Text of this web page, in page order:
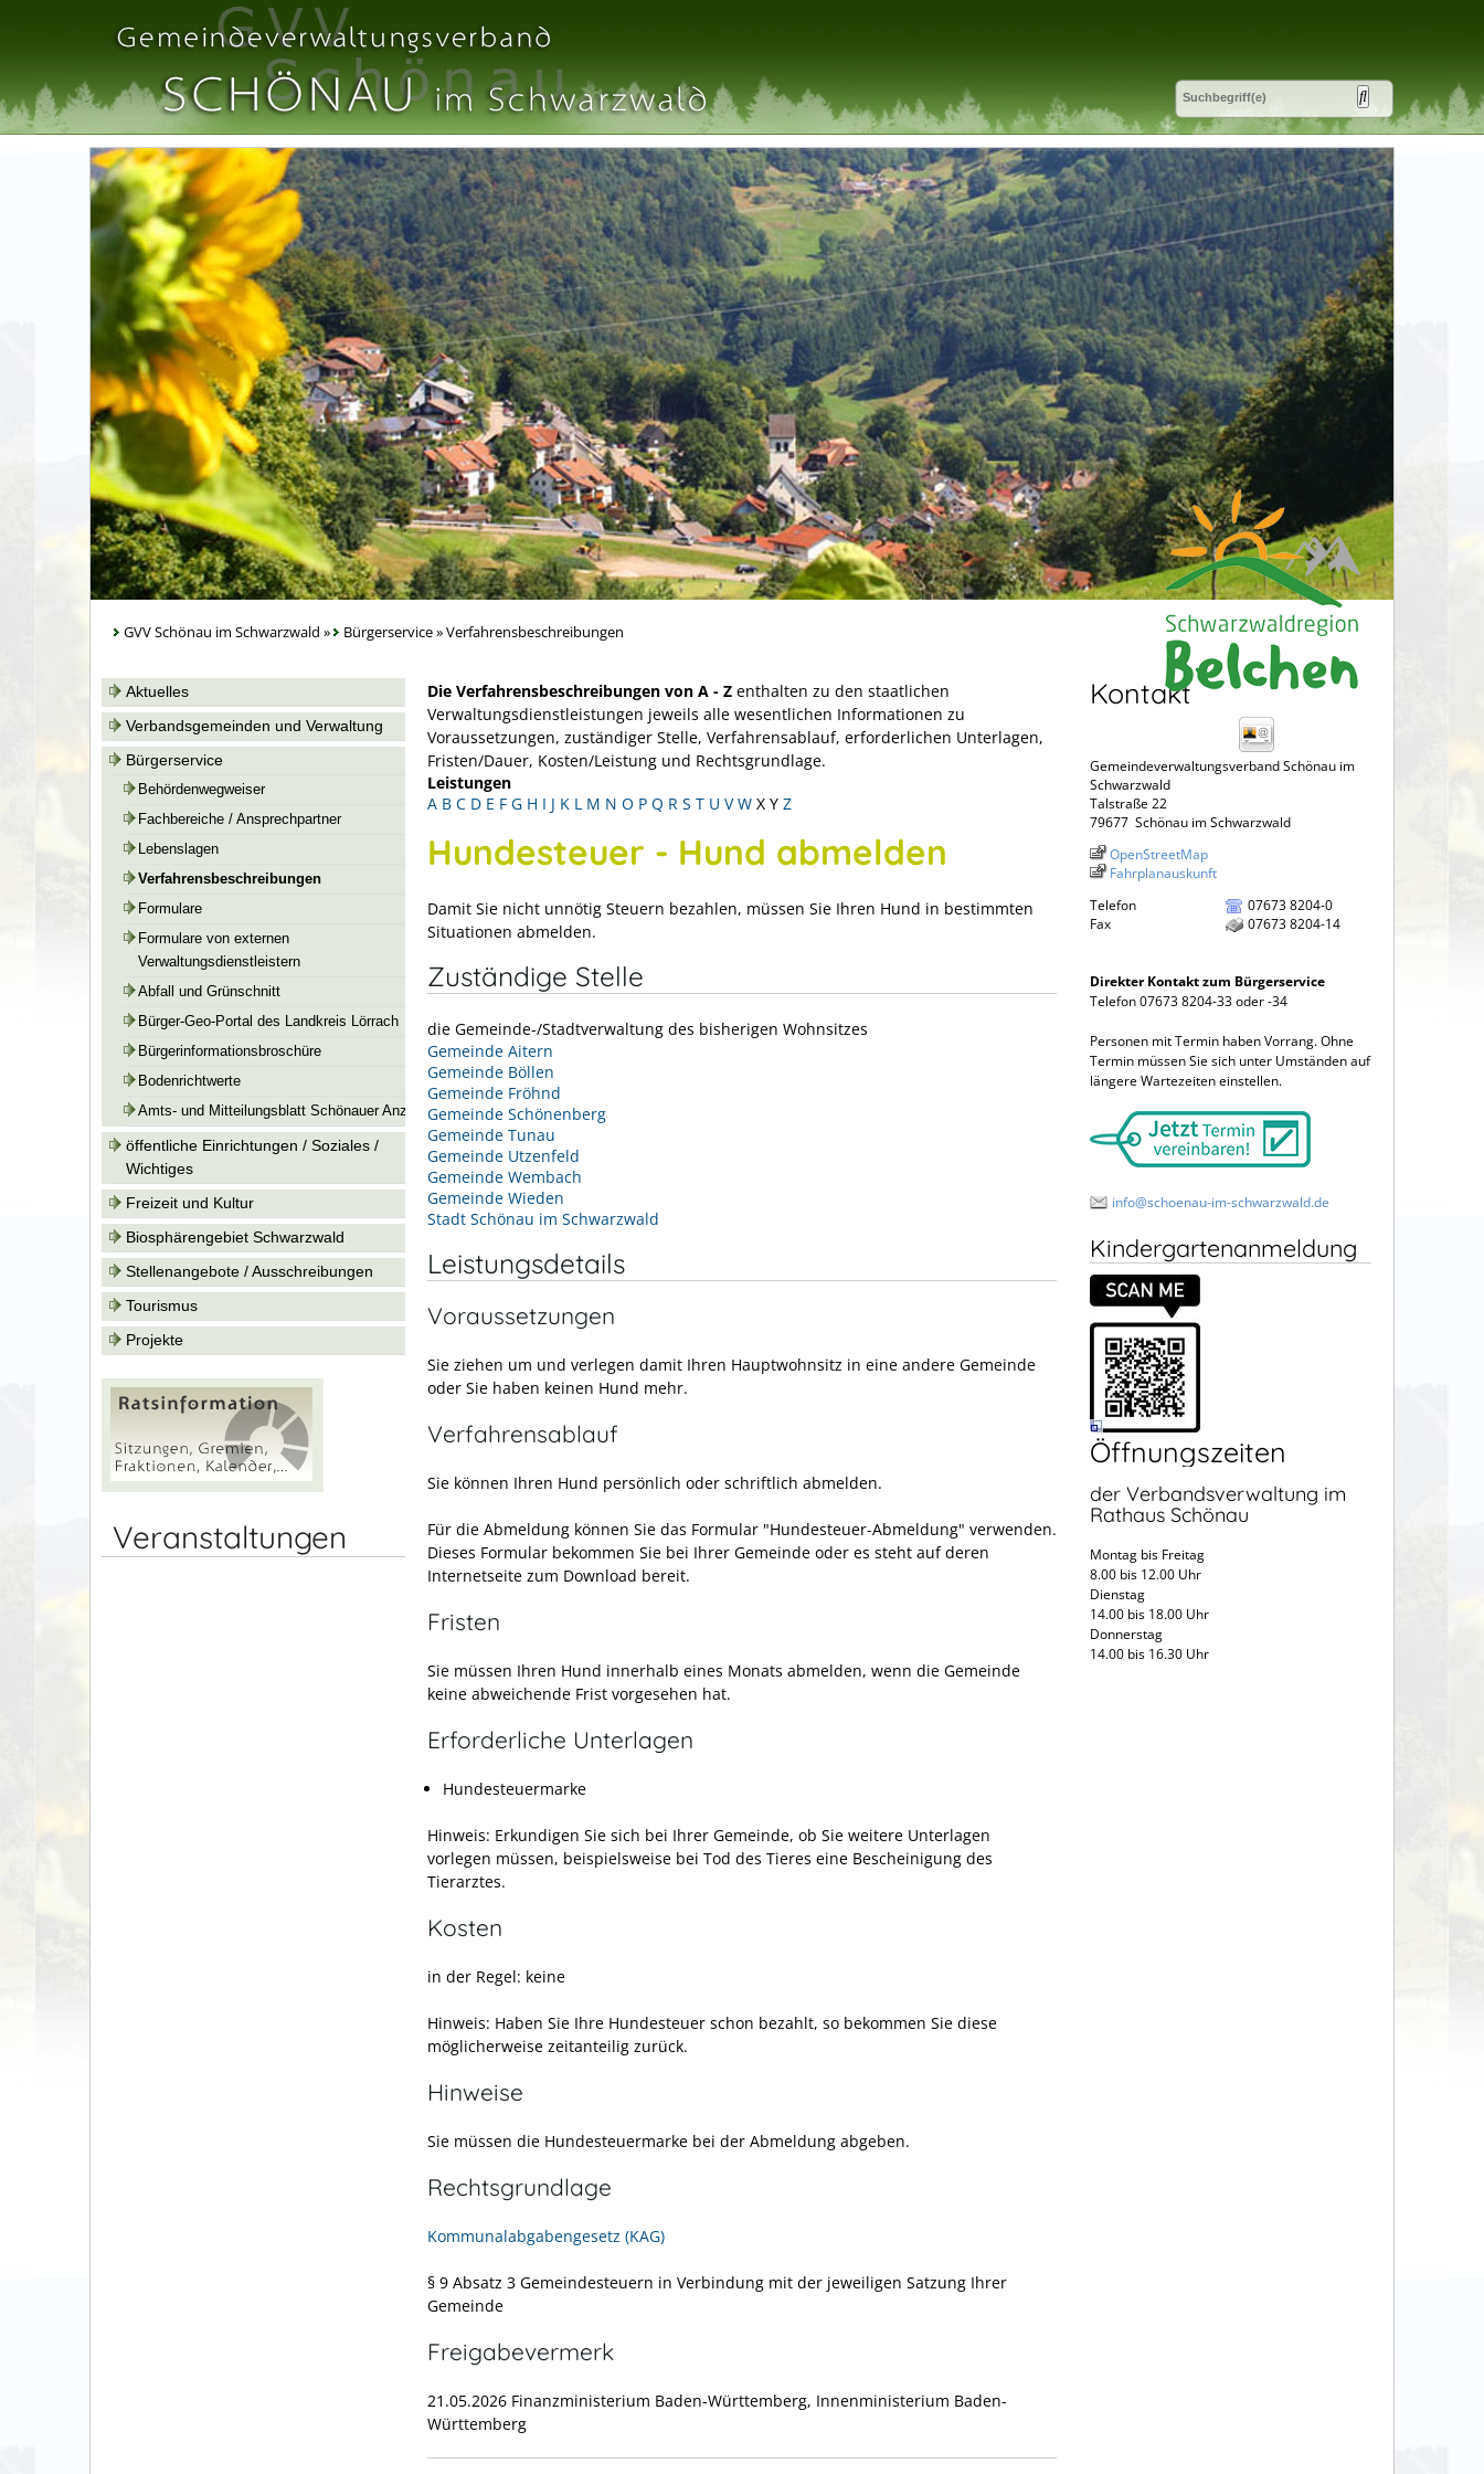
GVV Schönau im Schwarzwald » Bürgerservice»Verfahrensbeschreibungen
Aktuelles
Verbandsgemeinden und Verwaltung
Bürgerservice
Behördenwegweiser
Fachbereiche / Ansprechpartner
Lebenslagen
Verfahrensbeschreibungen
Formulare
Formulare von externen
Verwaltungsdienstleistern
Abfall und Grünschnitt
Bürger-Geo-Portal des Landkreis Lörrach
Bürgerinformationsbroschüre
Bodenrichtwerte
Amts- und Mitteilungsblatt Schönauer Anzeiger
öffentliche Einrichtungen / Soziales /
Wichtiges
Freizeit und Kultur
Biosphärengebiet Schwarzwald
Stellenangebote / Ausschreibungen
Tourismus
Projekte
Veranstaltungen
Die Verfahrensbeschreibungen von A - Z enthalten zu den staatlichen
Verwaltungsdienstleistungen jeweils alle wesentlichen Informationen zu
Voraussetzungen, zuständiger Stelle, Verfahrensablauf, erforderlichen Unterlagen,
Fristen/Dauer, Kosten/Leistung und Rechtsgrundlage.
Leistungen
A B C D E F G H I J K L M N O P Q R S T U V W X Y Z
Hundesteuer - Hund abmelden
Damit Sie nicht unnötig Steuern bezahlen, müssen Sie Ihren Hund in bestimmten
Situationen abmelden.
Zuständige Stelle
die Gemeinde-/Stadtverwaltung des bisherigen Wohnsitzes
Gemeinde Aitern
Gemeinde Böllen
Gemeinde Fröhnd
Gemeinde Schönenberg
Gemeinde Tunau
Gemeinde Utzenfeld
Gemeinde Wembach
Gemeinde Wieden
Stadt Schönau im Schwarzwald
Leistungsdetails
Voraussetzungen
Sie ziehen um und verlegen damit Ihren Hauptwohnsitz in eine andere Gemeinde
oder Sie haben keinen Hund mehr.
Verfahrensablauf
Sie können Ihren Hund persönlich oder schriftlich abmelden.
Für die Abmeldung können Sie das Formular "Hundesteuer-Abmeldung" verwenden.
Dieses Formular bekommen Sie bei Ihrer Gemeinde oder es steht auf deren
Internetseite zum Download bereit.
Fristen
Sie müssen Ihren Hund innerhalb eines Monats abmelden, wenn die Gemeinde
keine abweichende Frist vorgesehen hat.
Erforderliche Unterlagen
Hundesteuermarke
Hinweis: Erkundigen Sie sich bei Ihrer Gemeinde, ob Sie weitere Unterlagen
vorlegen müssen, beispielsweise bei Tod des Tieres eine Bescheinigung des
Tierarztes.
Kosten
in der Regel: keine
Hinweis: Haben Sie Ihre Hundesteuer schon bezahlt, so bekommen Sie diese
möglicherweise zeitanteilig zurück.
Hinweise
Sie müssen die Hundesteuermarke bei der Abmeldung abgeben.
Rechtsgrundlage
Kommunalabgabengesetz (KAG)
§ 9 Absatz 3 Gemeindesteuern in Verbindung mit der jeweiligen Satzung Ihrer
Gemeinde
Freigabevermerk
21.05.2026 Finanzministerium Baden-Württemberg, Innenministerium Baden-
Württemberg
Kontakt
Gemeindeverwaltungsverband Schönau im
Schwarzwald
Talstraße 22
79677 Schönau im Schwarzwald
OpenStreetMap
Fahrplanauskunft
Telefon
07673 8204-0
Fax
07673 8204-14
Direkter Kontakt zum Bürgerservice
Telefon 07673 8204-33 oder -34
Personen mit Termin haben Vorrang. Ohne
Termin müssen Sie sich unter Umständen auf
längere Wartezeiten einstellen.
info@schoenau-im-schwarzwald.de
Kindergartenanmeldung
Öffnungszeiten
der Verbandsverwaltung im
Rathaus Schönau
Montag bis Freitag
8.00 bis 12.00 Uhr
Dienstag
14.00 bis 18.00 Uhr
Donnerstag
14.00 bis 16.30 Uhr